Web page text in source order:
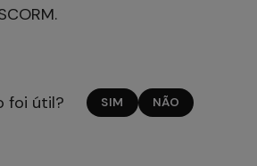
foi útil? SIM NÃO